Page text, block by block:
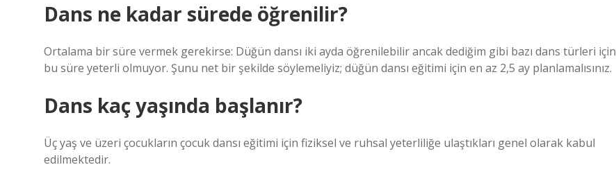
Dans ne kadar sürede öğrenilir?
Ortalama bir süre vermek gerekirse: Düğün dansı iki ayda öğrenilebilir ancak dediğim gibi bazı dans türleri için
bu süre yeterli olmuyor. Şunu net bir şekilde söylemeliyiz; düğün dansı eğitimi için en az 2,5 ay planlamalısınız.
Dans kaç yaşında başlanır?
Üç yaş ve üzeri çocukların çocuk dansı eğitimi için fiziksel ve ruhsal yeterliliğe ulaştıkları genel olarak kabul
edilmektedir.